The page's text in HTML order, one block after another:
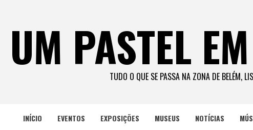
UM PASTEL
TUDO O QUE SE PASSA NA ZONA DE BELÉM,
INÍCIO EVENTOS EXPOSIÇÕES MUSEUS NOTÍCIAS